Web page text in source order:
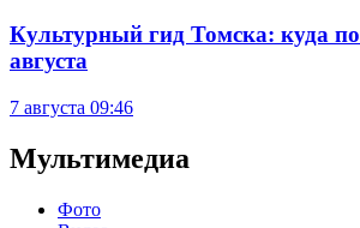
Культурный гид Томска: куда
августа
7 августа 09:46
Мультимедиа
Фото